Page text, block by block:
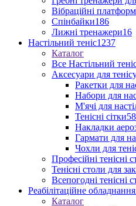
Вібраційні
Спінбайки186
Лижні тренажери16
Настільний теніс1237
Каталог
Все Настільний
Аксесуари для
Ракетки для
Набори для
М'ячі для
Тенісні сітки58
Накладки
Гармати для
Чохли для
Професійні тенісні
Тенісні столи для
Всепогодні тенісні
Реабілітаційне обладнання
Каталог